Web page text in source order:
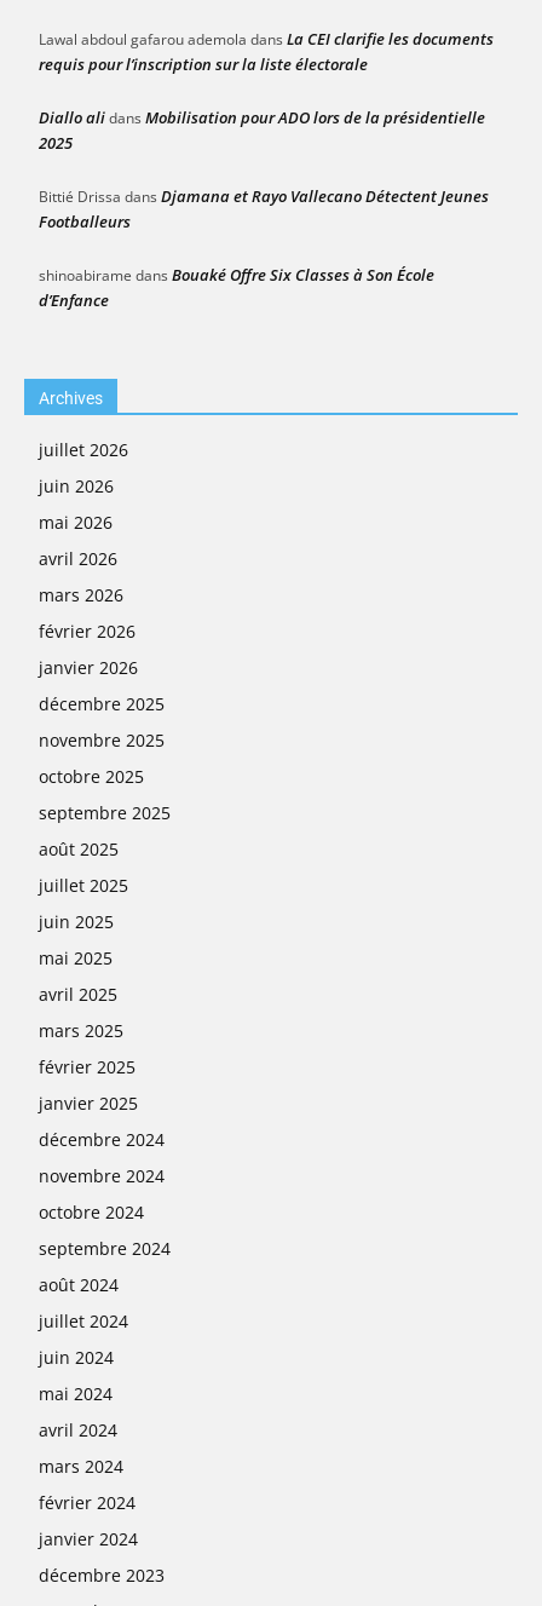
Lawal abdoul gafarou ademola dans La CEI clarifie les documents
requis pour l’inscription sur la liste électorale
Diallo alidans Mobilisation pour ADO lors de la présidentielle
2025
Bittié Drissa dans Djamana et Rayo Vallecano Détectent Jeunes
Footballeurs
shinoabirame dans Bouaké Offre Six Classes à Son École
d’Enfance
Archives
juillet 2026
juin 2026
mai 2026
avril 2026
mars 2026
février 2026
janvier 2026
décembre 2025
novembre 2025
octobre 2025
septembre 2025
août 2025
juillet 2025
juin 2025
mai 2025
avril 2025
mars 2025
février 2025
janvier 2025
décembre 2024
novembre 2024
octobre 2024
septembre 2024
août 2024
juillet 2024
juin 2024
mai 2024
avril 2024
mars 2024
février 2024
janvier 2024
décembre 2023